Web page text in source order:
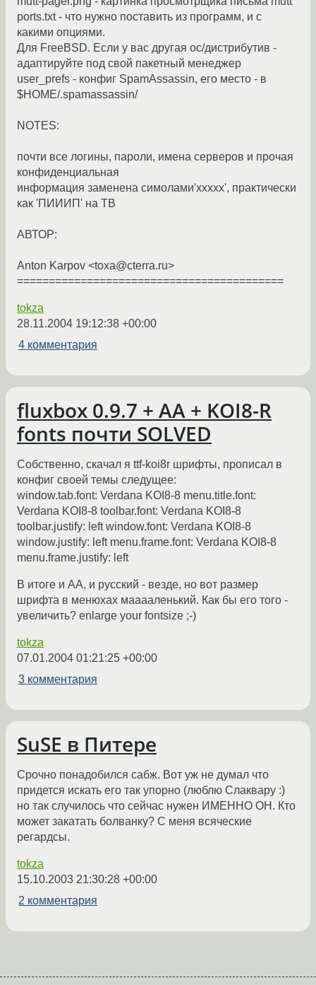
ports.txt - что нужно поставить из программ, и с
какими опциями.
Для FreeBSD. Если у вас другая ос/дистрибутив -
адаптируйте под свой пакетный менеджер
user_prefs - конфиг SpamAssassin, его место - в
$HOME/.spamassassin/
NOTES:
почти все логины, пароли, имена серверов и прочая
конфиденциальная
информация заменена симолами'xxxxx', практически
как 'ПИИИП' на ТВ
АВТОР:
Anton Karpov <toxa@cterra.ru>
==========================================
tokza
28.11.2004 19:12:38 +00:00
4 комментария
fluxbox 0.9.7 + AA + KOI8-R
fonts почти SOLVED
Собственно, скачал я ttf-koi8r шрифты, прописал в
конфиг своей темы следущее:
window.tab.font: Verdana KOI8-8 menu.title.font:
Verdana KOI8-8 toolbar.font: Verdana KOI8-8
toolbar.justify: left window.font: Verdana KOI8-8
window.justify: left menu.frame.font: Verdana KOI8-8
menu.frame.justify: left
В итоге и АА, и русский - везде, но вот размер
шрифта в менюхах мааааленький. Как бы его того -
увеличить? enlarge your fontsize ;-)
tokza
07.01.2004 01:21:25 +00:00
3 комментария
SuSE в Питере
Срочно понадобился сабж. Вот уж не думал что
придется искать его так упорно (люблю Слаквару :)
но так случилось что сейчас нужен ИМЕННО ОН. Кто
может закатать болванку? С меня всяческие
регардсы.
tokza
15.10.2003 21:30:28 +00:00
2 комментария